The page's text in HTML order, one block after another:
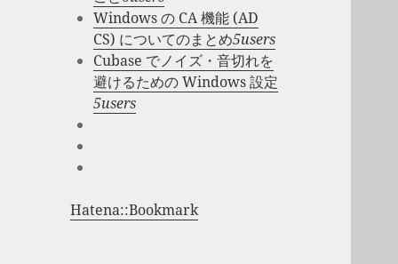
Windows の CA 機能 (AD
CS) についてのまとめ5users
Cubase でノイズ・音切れを
避けるための Windows 設定
5users
Hatena::Bookmark